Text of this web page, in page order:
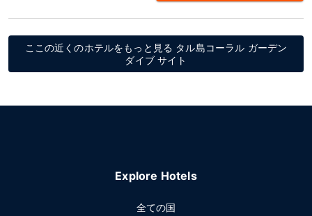
ここの近くのホテルをもっと見る タル島コーラル ガーデン
ダイブ サイト
Explore Hotels
全ての国